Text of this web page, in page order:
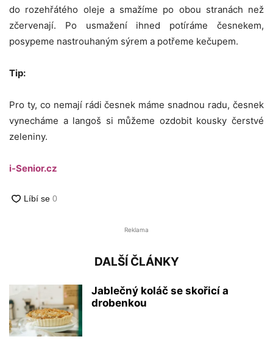
do rozehřátého oleje a smažíme po obou stranách než
zčervenají. Po usmažení ihned potíráme česnekem,
posypeme nastrouhaným sýrem a potřeme kečupem.
Tip:
Pro ty, co nemají rádi česnek máme snadnou radu, česnek
vynecháme a langoš si můžeme ozdobit kousky čerstvé
zeleniny.
i-Senior.cz
Reklama
DALŠÍ ČLÁNKY
Jablečný koláč se skořicí a
drobenkou